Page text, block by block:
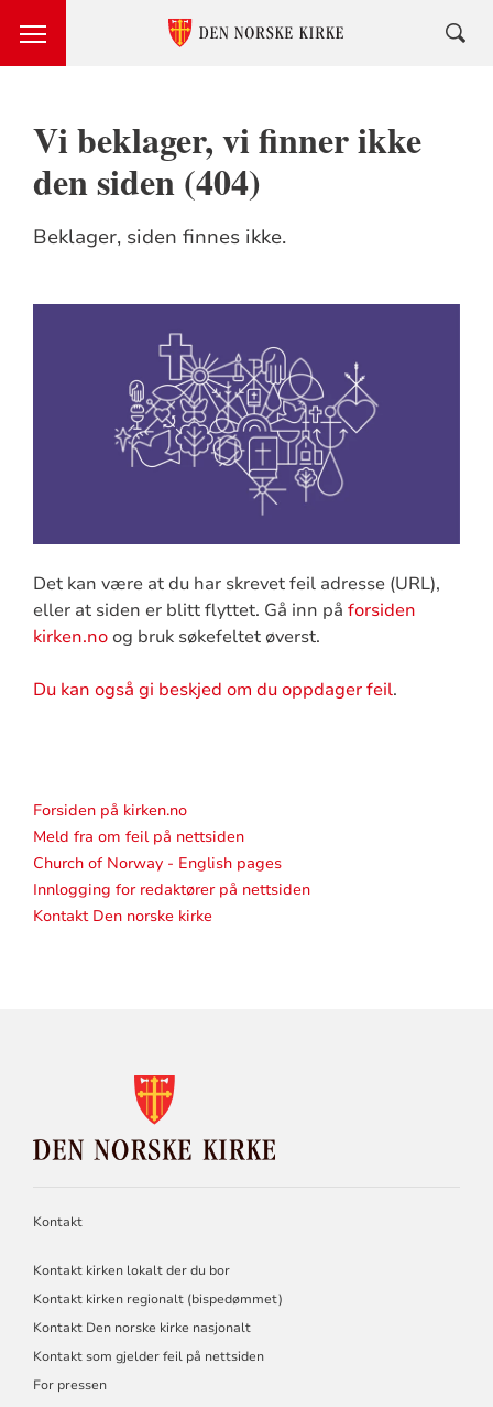
Vi beklager, vi finner ikke
den siden (404)
Beklager, siden finnes ikke.
Det kan være at du har skrevet feil adresse (URL),
eller at siden er blitt flyttet. Gå inn på forsiden
kirken.noog bruk søkefeltet øverst.
Du kan også gi beskjed om du oppdager feil.
Forsiden på kirken.no
Meld fra om feil på nettsiden
Church of Norway - English pages
Innlogging for redaktører på nettsiden
Kontakt Den norske kirke
NORSKE
KIRKE
Kontakt
Kontakt kirken lokalt der du bor
Kontakt kirken regionalt (bispedømmet)
Kontakt Den norske kirke nasjonalt
Kontakt som gjelder feil på nettsiden
For pressen